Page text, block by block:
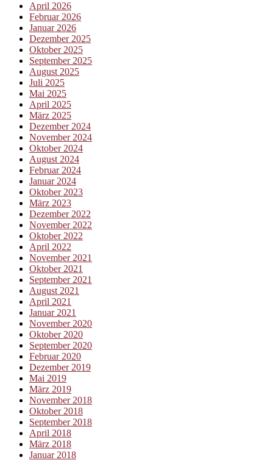
April 2026
Februar 2026
Januar 2026
Dezember 2025
Oktober 2025
September 2025
August 2025
Juli 2025
Mai 2025
April 2025
März 2025
Dezember 2024
November 2024
Oktober 2024
August 2024
Februar 2024
Januar 2024
Oktober 2023
März 2023
Dezember 2022
November 2022
Oktober 2022
April 2022
November 2021
Oktober 2021
September 2021
August 2021
April 2021
Januar 2021
November 2020
Oktober 2020
September 2020
Februar 2020
Dezember 2019
Mai 2019
März 2019
November 2018
Oktober 2018
September 2018
April 2018
März 2018
Januar 2018